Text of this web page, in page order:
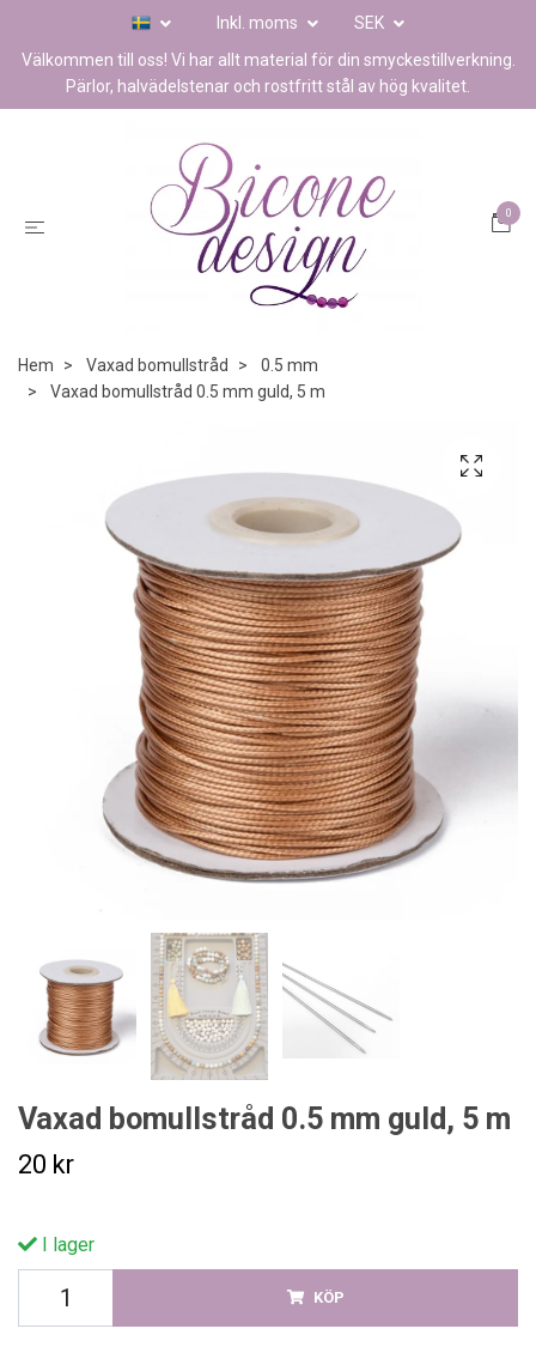
Inkl. moms
SEK
Välkommen till oss! Vi har allt material för din smyckestillverkning.
Pärlor, halvädelstenar och rostfritt stål av hög kvalitet.
0
Hem Vaxad bomullstråd
0.5 mm
Vaxad bomullstråd 0.5 mm guld, 5 m
Vaxad bomullstråd 0.5 mm guld, 5 m
20 kr
I lager
KÖP